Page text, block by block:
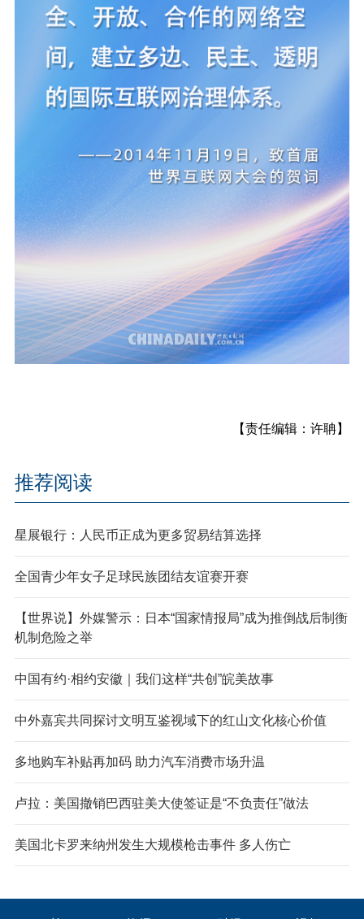
【责任编辑：许聃】
推荐阅读
星展银行：人民币正成为更多贸易结算选择
全国青少年女子足球民族团结友谊赛开赛
【世界说】外媒警示：日本“国家情报局”成为推倒战后制衡
机制危险之举
中国有约·相约安徽｜我们这样“共创”皖美故事
中外嘉宾共同探讨文明互鉴视域下的红山文化核心价值
多地购车补贴再加码 助力汽车消费市场升温
卢拉：美国撤销巴西驻美大使签证是“不负责任”做法
美国北卡罗来纳州发生大规模枪击事件 多人伤亡